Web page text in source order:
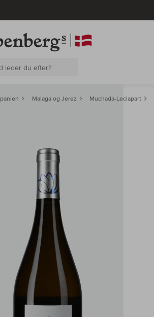
Malaga og Jerez Muchada-Leclapart